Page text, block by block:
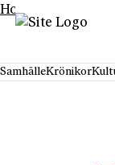
Hoppa till innehåll
SamhälleKrönikor